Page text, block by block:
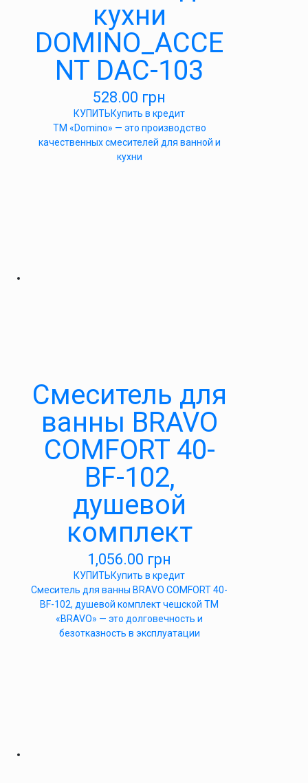
кухни
DOMINO_ACCE
NT DAC-103
528.00 грн
КУПИТЬКупить в кредит
ТМ «Domino» — это производство
качественных смесителей для ванной и
кухни
Cмеситель для
ванны BRAVO
COMFORT 40-
BF-102,
душевой
комплект
1,056.00 грн
КУПИТЬКупить в кредит
Cмеситель для ванны BRAVO COMFORT 40-
BF-102, душевой комплект чешской ТМ
«BRAVO» — это долговечность и
безотказность в эксплуатации